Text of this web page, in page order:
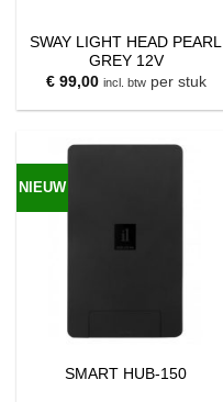
SWAY LIGHT HEAD PEARL
GREY 12V
€99,00 incl. btwper stuk
NIEUW
SMART HUB-150